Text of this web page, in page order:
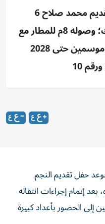
طرابزون سبور يحدد تقديم محمد صلاح 6
أغسطس 2026 ببابارا بارك؛ وصوله 8م للمطار مع
تعليمات تنظيمية؛ عقد موسمين حتى 2028
حفل تقديم النجم
إتمام إجراءات انتقاله
الحضور بأعداد كبيرة